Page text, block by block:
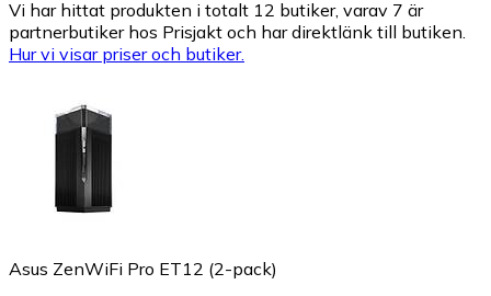
Vi har hittat produkten i totalt 12 butiker, varav 7 är
partnerbutiker hos Prisjakt och har direktlänk till butiken.
Hur vi visar priser och butiker.
Asus ZenWiFi Pro ET12 (2-pack)